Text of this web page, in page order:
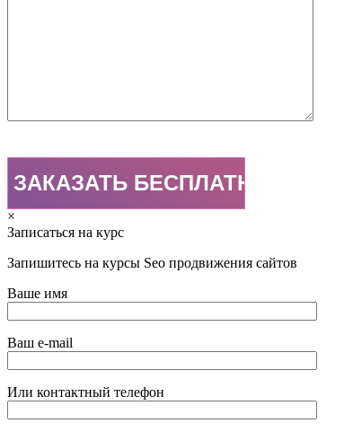
×
Записаться на курс
Запишитесь на курсы Seo продвижения сайтов
Ваше имя
Ваш e-mail
Или контактный телефон